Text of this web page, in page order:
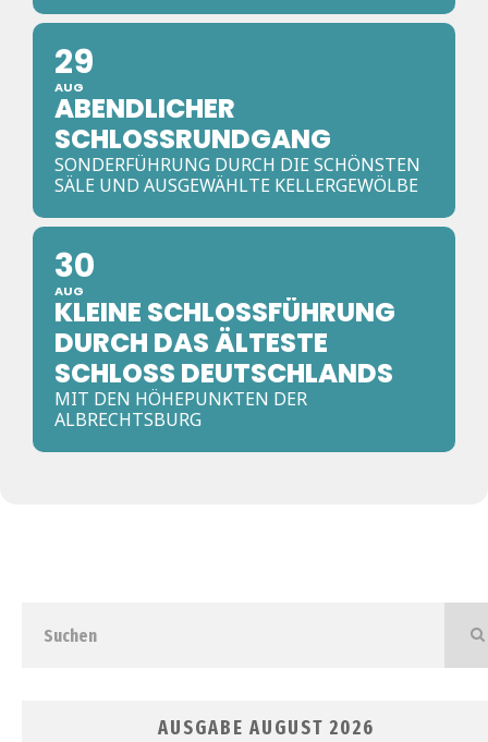
29
AUG
ABENDLICHER
SCHLOSSRUNDGANG
SONDERFÜHRUNG DURCH DIE SCHÖNSTEN
SÄLE UND AUSGEWÄHLTE KELLERGEWÖLBE
30
AUG
KLEINE SCHLOSSFÜHRUNG
DURCH DAS ÄLTESTE
SCHLOSS DEUTSCHLANDS
MIT DEN HÖHEPUNKTEN DER
ALBRECHTSBURG
AUSGABE AUGUST 2026